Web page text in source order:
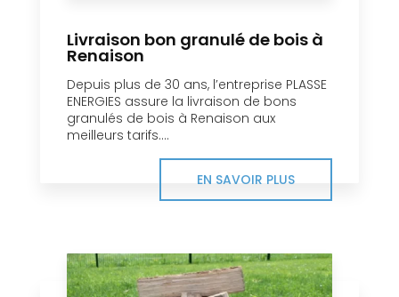
Livraison bon granulé de bois à
Renaison
Depuis plus de 30 ans, l’entreprise PLASSE
ENERGIES assure la livraison de bons
granulés de bois à Renaison aux
meilleurs tarifs....
EN SAVOIR PLUS